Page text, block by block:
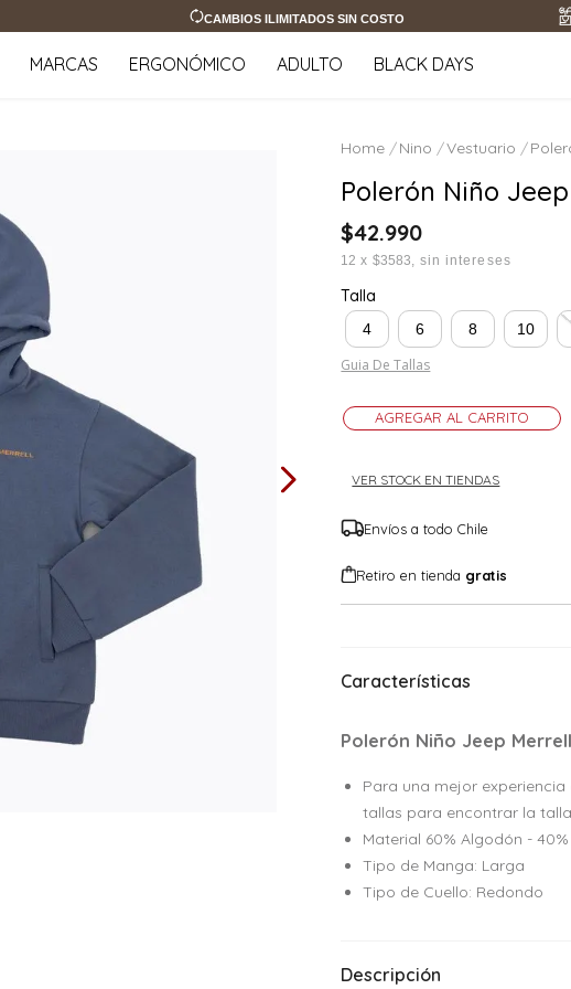
CAMBIOS ILIMITADOS SIN COSTO
MARCAS ERGONÓMICO ADULTO BLACK DAYS
Nino Vestuario
Polerón Niño
$42.990
12 x $3583 sin intereses
Talla
4 6 8 10
Guia De Tallas
AGREGAR AL CARRITO
VER STOCK EN TIENDAS
Envíos a todo Chile
Retiro en tienda gratis
Características
Polerón Niño Jeep
Para una mejor
tallas para encontrar la
Material 60% Algodón -
Tipo de Manga: Larga
Tipo de Cuello: Redondo
Descripción